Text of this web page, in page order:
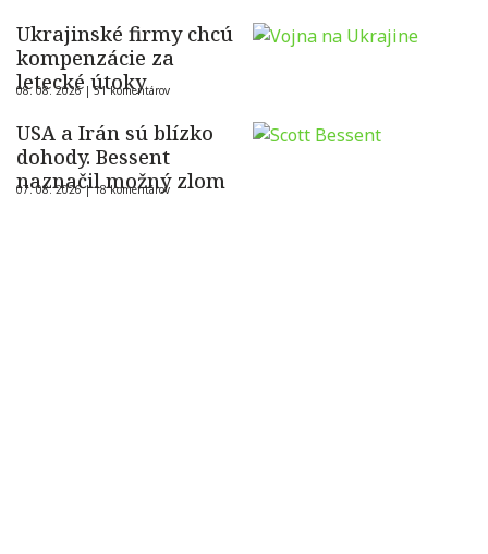
Ukrajinské firmy chcú
kompenzácie za
letecké útoky
08. 08. 2026 |51 komentárov
USA a Irán sú blízko
dohody. Bessent
naznačil možný zlom
07. 08. 2026 |18 komentárov